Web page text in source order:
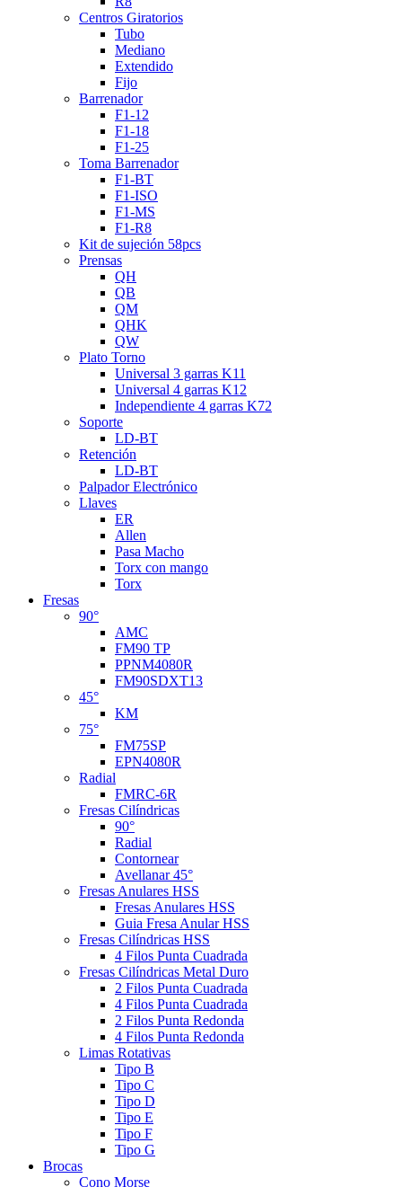
Centros Giratorios
Tubo
Mediano
Extendido
Fijo
Barrenador
F1-12
F1-18
F1-25
Toma Barrenador
F1-BT
F1-ISO
F1-MS
F1-R8
Kit de sujeción 58pcs
Prensas
QH
QB
QM
QHK
QW
Plato Torno
Universal 3 garras K11
Universal 4 garras K12
Independiente 4 garras K72
Soporte
LD-BT
Retención
LD-BT
Palpador Electrónico
Llaves
ER
Allen
Pasa Macho
Torx con mango
Torx
Fresas
90°
AMC
FM90 TP
PPNM4080R
FM90SDXT13
45°
KM
75°
FM75SP
EPN4080R
Radial
FMRC-6R
Fresas Cilíndricas
90°
Radial
Contornear
Avellanar 45°
Fresas Anulares HSS
Fresas Anulares HSS
Guia Fresa Anular HSS
Fresas Cilíndricas HSS
4 Filos Punta Cuadrada
Fresas Cilíndricas Metal Duro
2 Filos Punta Cuadrada
4 Filos Punta Cuadrada
2 Filos Punta Redonda
4 Filos Punta Redonda
Limas Rotativas
Tipo B
Tipo C
Tipo D
Tipo E
Tipo F
Tipo G
Brocas
Cono Morse